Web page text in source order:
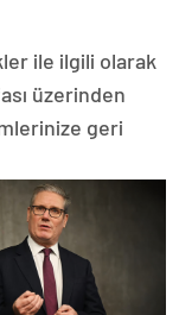
ile ilgili olarak
üzerinden
geri